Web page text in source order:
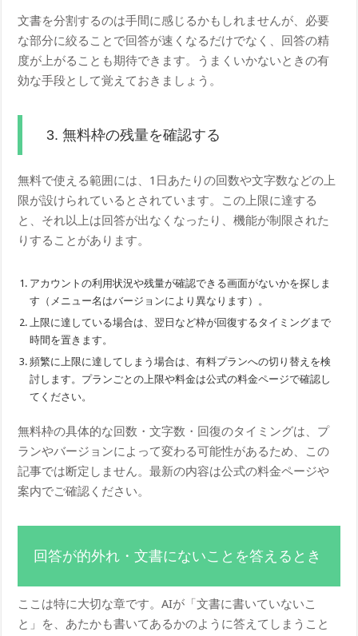
文書を分割するのは手間に感じるかもしれませんが、必要
な部分に絞ることで回答が速くなるだけでなく、回答の精
度が上がることも期待できます。うまくいかないときの有
効な手段として覚えておきましょう。
3. 無料枠の残量を確認する
無料で使える範囲には、1日あたりの回数や文字数などの上
限が設けられているとされています。この上限に達する
と、それ以上は回答が出なくなったり、機能が制限された
りすることがあります。
アカウントの利用状況や残量が確認できる画面がないかを探しま
す（メニュー名はバージョンにより異なります）。
上限に達している場合は、翌日など枠が回復するタイミングまで
時間を置きます。
頻繁に上限に達してしまう場合は、有料プランへの切り替えを検
討します。プランごとの上限や料金は公式の料金ページで確認し
てください。
無料枠の具体的な回数・文字数・回復のタイミングは、プ
ランやバージョンによって変わる可能性があるため、この
記事では断定しません。最新の内容は公式の料金ページや
案内でご確認ください。
回答が的外れ・文書にないことを答えるとき
ここは特に大切な章です。AIが「文書に書いていないこ
と」を、あたかも書いてあるかのように答えてしまうこと